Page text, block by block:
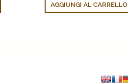
AGGIUNGI AL CARRELLO